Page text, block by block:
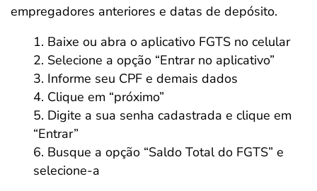
empregadores anteriores e datas de depósito.
Baixe ou abra o aplicativo FGTS no celular
Selecione a opção “Entrar no aplicativo”
Informe seu CPF e demais dados
Clique em “próximo”
Digite a sua senha cadastrada e clique em
“Entrar”
Busque a opção “Saldo Total do FGTS” e
selecione-a